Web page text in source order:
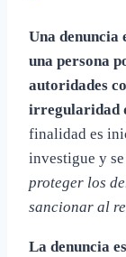
Una denuncia
una persona
autoridades
irregularidad
finalidad es
investigue y
proteger los
sancionar al
La denuncia